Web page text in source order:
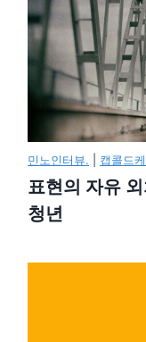
민노인터뷰. 캡콜드
표현의 자유
청년